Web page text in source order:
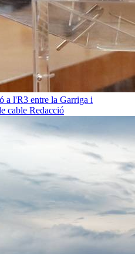
a l'R3 entre la Garriga i
cable Redacció